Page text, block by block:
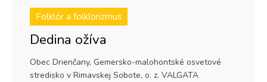
Folklór a folklorizmus
Dedina ožíva
Obec Drienčany, Gemersko-malohontské osvetové
stredisko v Rimavskej Sobote, o. z. VALGATA